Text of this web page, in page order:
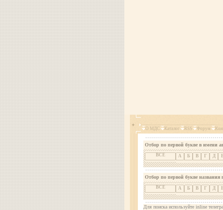
О МДС Каталог RSS Форум
Отбор по первой букве в имени
ВСЕ А Б В Г Д
Отбор по первой букве названия
ВСЕ А Б В Г Д
Для поиска используйте inline